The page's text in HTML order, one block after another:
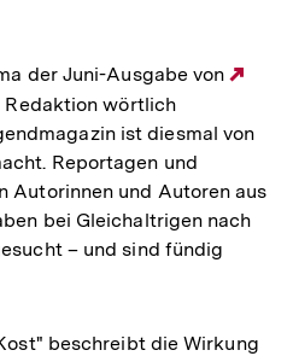
der Juni-Ausgabe von
Redaktion wörtlich
ist diesmal von
Reportagen und
Autorinnen und Autoren aus
bei Gleichaltrigen nach
– und sind fündig
beschreibt die Wirkung